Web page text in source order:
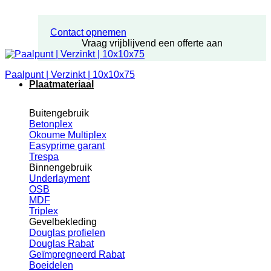
Contact opnemen
Vraag vrijblijvend een offerte aan
Plaatmateriaal
Buitengebruik
Betonplex
Okoume Multiplex
Easyprime garant
Trespa
Binnengebruik
Underlayment
OSB
MDF
Triplex
Gevelbekleding
Douglas profielen
Douglas Rabat
Geïmpregneerd Rabat
Boeidelen
Paalpunt | Verzinkt | 10x10x75